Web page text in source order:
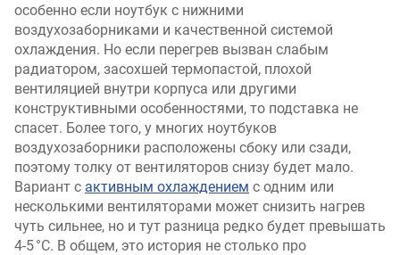
особенно если ноутбук с нижними
воздухозаборниками и качественной системой
охлаждения. Но если перегрев вызван слабым
радиатором, засохшей термопастой, плохой
вентиляцией внутри корпуса или другими
конструктивными особенностями, то подставка не
спасет. Более того, у многих ноутбуков
воздухозаборники расположены сбоку или сзади,
поэтому толку от вентиляторов снизу будет мало.
Вариант с активным охлаждением с одним или
несколькими вентиляторами может снизить нагрев
чуть сильнее, но и тут разница редко будет превышать
4-5 °C. В общем, это история не столько про